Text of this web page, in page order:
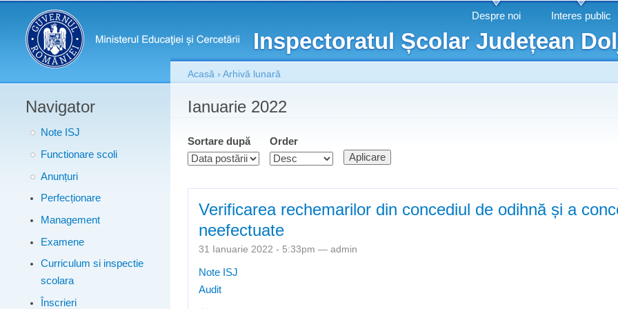
principal
Inspectoratul Școlar Județean
Meniu principal Despre noi Interes public
Navigator
Note ISJ
Functionare scoli
Anunțuri
Perfecționare
Management
Examene
Curriculum si inspectie
scolara
Înscrieri
Eşti aici
Acasă › Arhivă lunară
Ianuarie 2022
Sortare după Order
Verificarea rechemarilor din concediul de odihnă și a
neefectuate
31 Ianuarie 2022 - 5:33pm — admin
Note ISJ
Audit